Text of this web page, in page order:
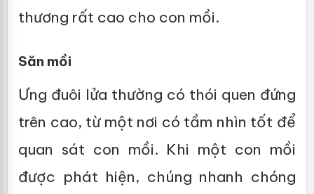
thương rất cao cho con mồi.
Săn mồi
Ưng đuôi lửa thường có thói quen đứng
trên cao, từ một nơi có tầm nhìn tốt để
quan sát con mồi. Khi một con mồi
được phát hiện, chúng nhanh chóng